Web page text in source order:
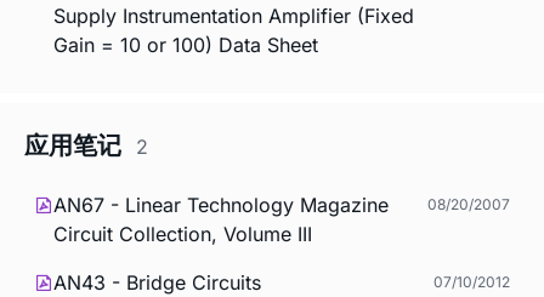
Supply Instrumentation Amplifier (Fixed
Gain = 10 or 100) Data Sheet
应用笔记 2
AN67 - Linear Technology Magazine
Circuit Collection, Volume III
08/20/2007
AN43 - Bridge Circuits 07/10/2012